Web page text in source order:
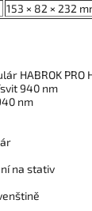
153 × 82 × 232
HABROK PRO
940 nm
nm
na stativ